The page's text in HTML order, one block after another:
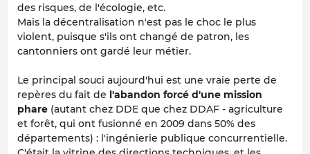
des risques, de l'écologie, etc.
Mais la décentralisation n'est pas le choc le plus
violent, puisque s'ils ont changé de patron, les
cantonniers ont gardé leur métier.
Le principal souci aujourd'hui est une vraie perte de
repères du fait de l'abandon forcé d'une mission
phare (autant chez DDE que chez DDAF - agriculture
et forêt, qui ont fusionné en 2009 dans 50% des
départements) : l'ingénierie publique concurrentielle.